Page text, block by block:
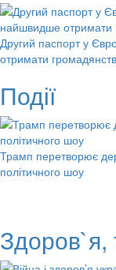
Другий паспорт у
отримати
Події
Трамп перетворює
політичного шоу
Здоров`я,